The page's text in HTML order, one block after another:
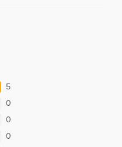
5
0
0
0